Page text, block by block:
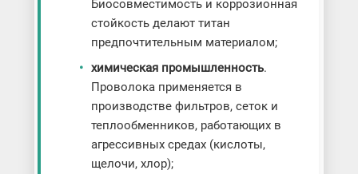
Биосовместимость и коррозионная
стойкость делают титан
предпочтительным материалом;
химическая промышленность.
Проволока применяется в
производстве фильтров, сеток и
теплообменников, работающих в
агрессивных средах (кислоты,
щелочи, хлор);